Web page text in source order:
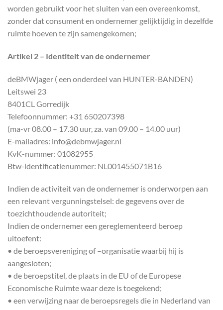
worden gebruikt voor het sluiten van een overeenkomst,
zonder dat consument en ondernemer gelijktijdig in dezelfde
ruimte hoeven te zijn samengekomen;
Artikel 2 – Identiteit van de ondernemer
deBMWjager ( een onderdeel van HUNTER-BANDEN)
Leitswei 23
8401CL Gorredijk
Telefoonnummer: +31 650207398
(ma-vr 08.00 – 17.30 uur, za. van 09.00 – 14.00 uur)
E-mailadres: info@debmwjager.nl
KvK-nummer: 01082955
Btw-identificatienummer: NL001455071B16
Indien de activiteit van de ondernemer is onderworpen aan
een relevant vergunningstelsel: de gegevens over de
toezichthoudende autoriteit;
Indien de ondernemer een gereglementeerd beroep
uitoefent:
• de beroepsvereniging of –organisatie waarbij hij is
aangesloten;
• de beroepstitel, de plaats in de EU of de Europese
Economische Ruimte waar deze is toegekend;
• een verwijzing naar de beroepsregels die in Nederland van